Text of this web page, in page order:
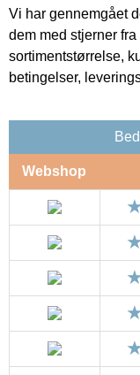
Vi har gennemgået
dem med stjerner
sortimentstørrelse,
betingelser,
Webshop